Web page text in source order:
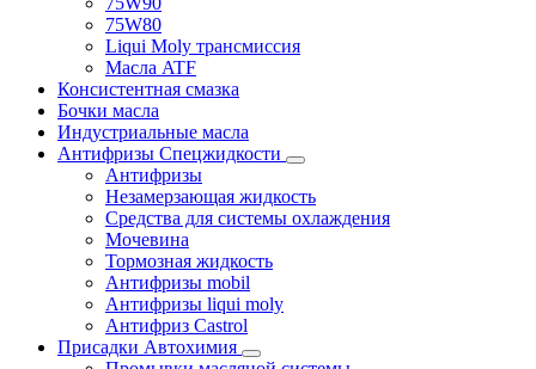
75W80
Liqui Moly трансмиссия
Масла ATF
Консистентная смазка
Бочки масла
Индустриальные масла
Антифризы Спецжидкости
Антифризы
Незамерзающая жидкость
Средства для системы охлаждения
Мочевина
Тормозная жидкость
Антифризы mobil
Антифризы liqui moly
Антифриз Castrol
Присадки Автохимия